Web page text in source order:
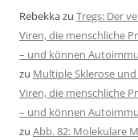
Rebekkazu Tregs: Der
Viren, die menschliche
– und können
zu Multiple Sklerose
Viren, die menschliche
– und können
zu Abb. 82: Molekulare